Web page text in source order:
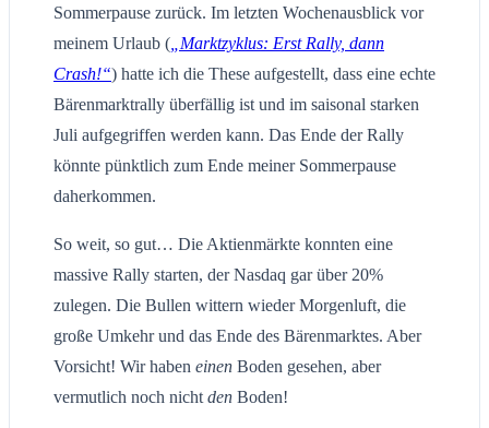
Sommerpause zurück. Im letzten Wochenausblick vor
meinem Urlaub ( „Marktzyklus: Erst Rally, dann
Crash!“) hatte ich die These aufgestellt, dass eine echte
Bärenmarktrally überfällig ist und im saisonal starken
Juli aufgegriffen werden kann. Das Ende der Rally
könnte pünktlich zum Ende meiner Sommerpause
daherkommen.
So weit, so gut… Die Aktienmärkte konnten eine
massive Rally starten, der Nasdaq gar über 20%
zulegen. Die Bullen wittern wieder Morgenluft, die
große Umkehr und das Ende des Bärenmarktes. Aber
Vorsicht! Wir haben einen Boden gesehen, aber
vermutlich noch nicht den Boden!